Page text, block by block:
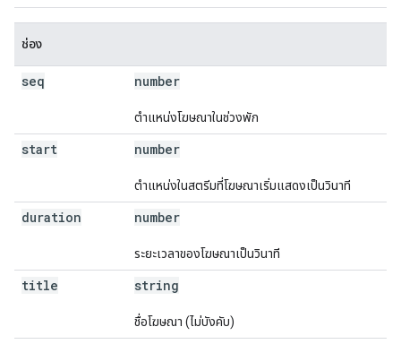
ช่อง
seq number
ตําแหน่งโฆษณาในช่วงพัก
start number
ตําแหน่งในสตรีมที่โฆษณาเริ่มแสดงเป็นวินาที
duration number
ระยะเวลาของโฆษณาเป็นวินาที
title string
ชื่อโฆษณา (ไม่บังคับ)